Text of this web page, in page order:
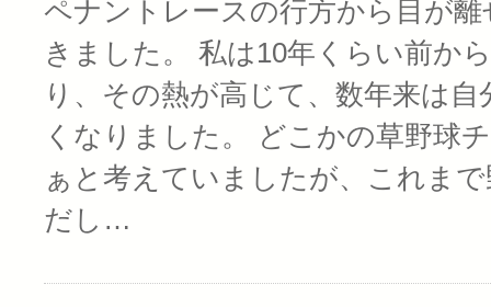
ペナントレースの行方から目が
きました。 私は10年くらい前か
り、その熱が高じて、数年来は
くなりました。 どこかの草野球
ぁと考えていましたが、これま
だし…